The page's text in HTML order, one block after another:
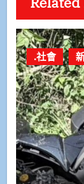
.社會